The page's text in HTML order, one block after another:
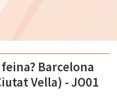
Barcelona
Vella) - JO01